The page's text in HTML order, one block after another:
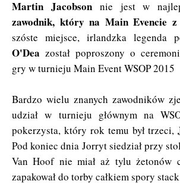
Martin Jacobsonnie jest w
zawodnik, który na Main Evencie
szóste miejsce, irlandzka legenda
O'Dea został poproszony o
gry w turnieju Main Event WSOP 2015
Bardzo wielu znanych zawodników
udział w turnieju głównym na
pokerzysta, który rok temu był trzeci,
Pod koniec dnia Jorryt siedział przy
Van Hoof nie miał aż tylu
zapakował do torby całkiem spory